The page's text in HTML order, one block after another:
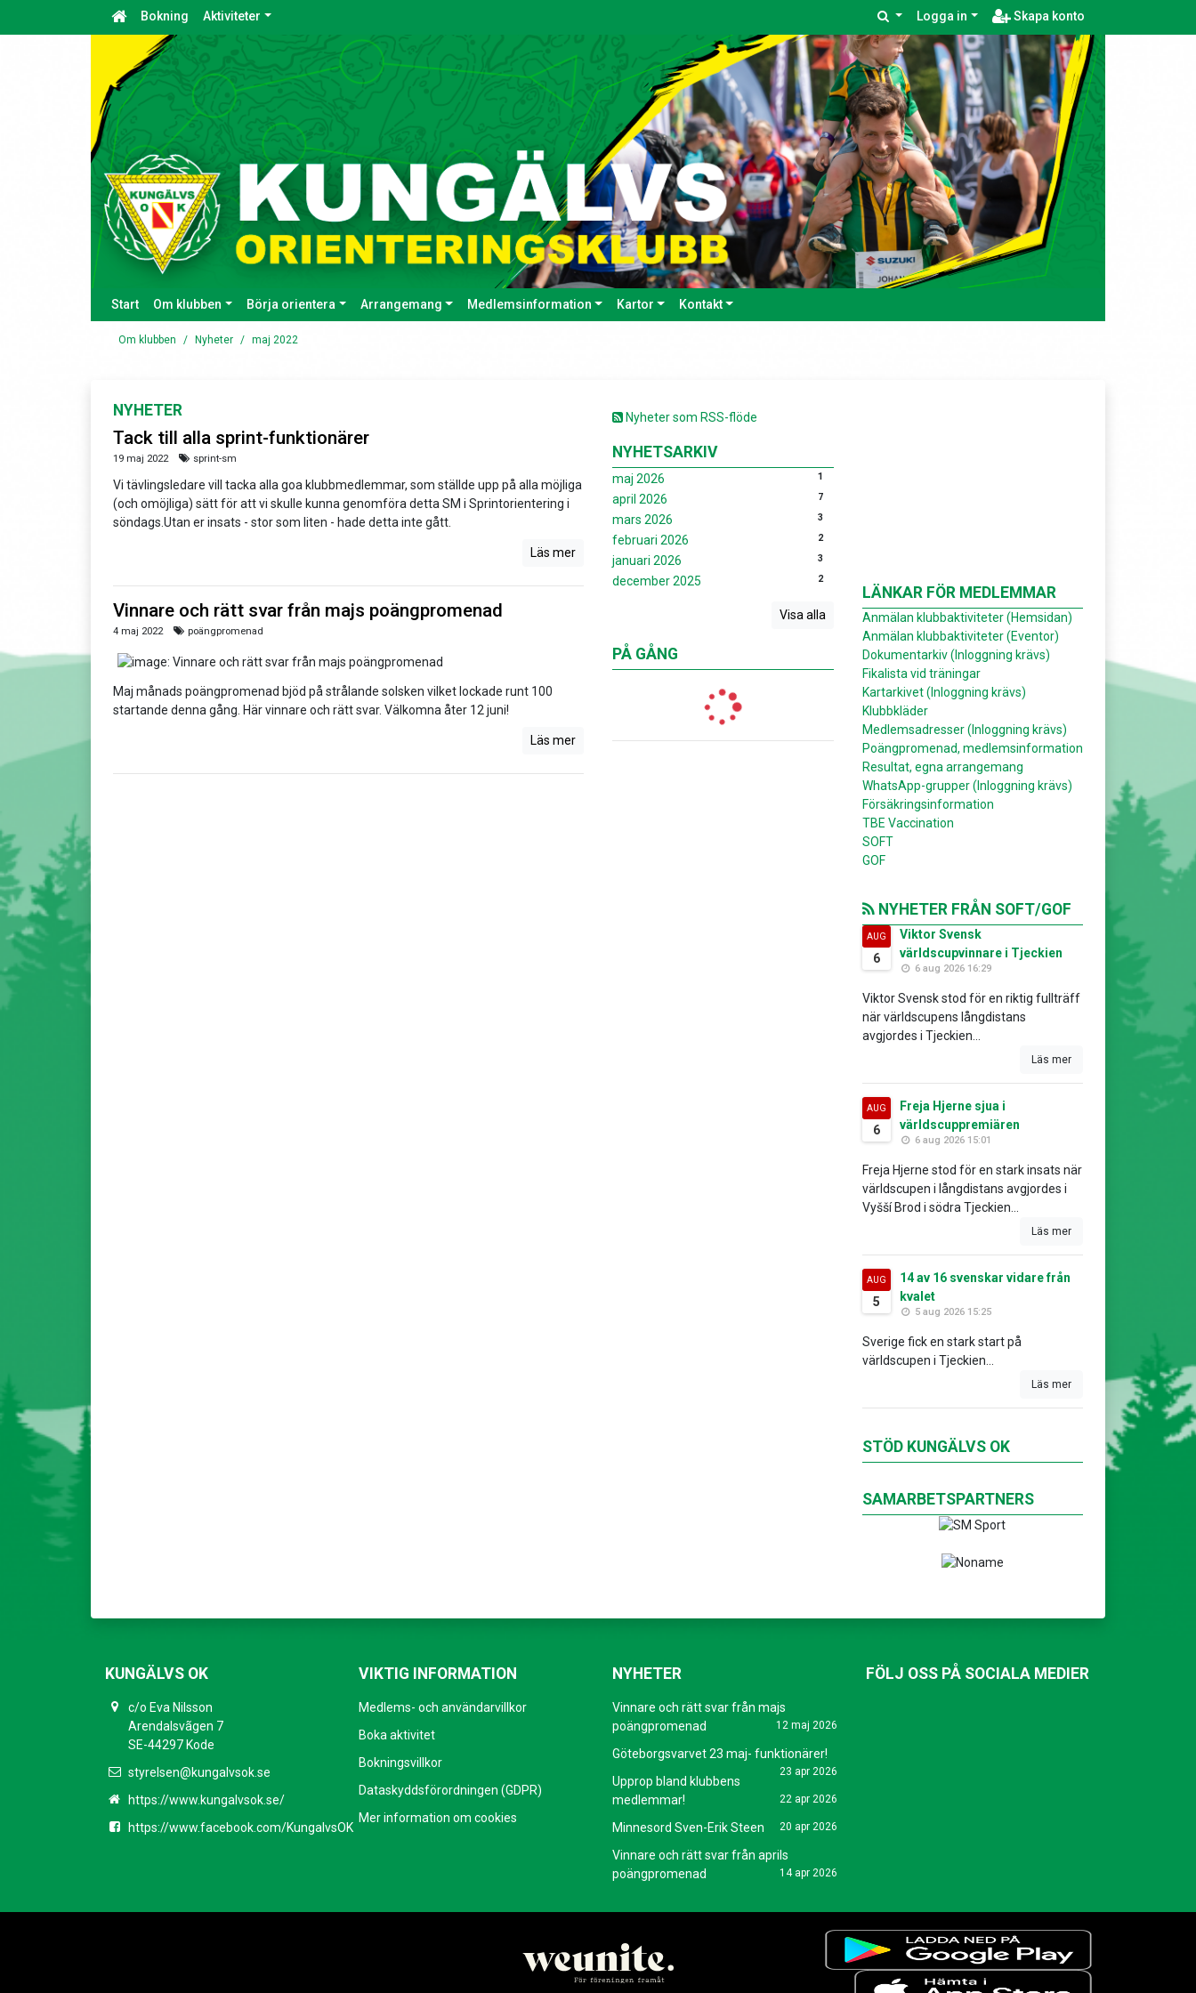
Bokning Aktiviteter Logga in Skapa konto
Start Om klubben Börja orientera Arrangemang Medlemsinformation Kartor Kontakt
Om klubben Nyheter maj 2022
Nyheter som RSS-flöde
NYHETSARKIV
maj 2026 1
april 2026 7
mars 2026 3
februari 2026 2
januari 2026 3
december 2025 2
Visa alla
PÅ GÅNG
NYHETER
Tack till alla sprint-funktionärer
19 maj 2022 sprint-sm
Vi tävlingsledare vill tacka alla goa klubbmedlemmar, som ställde upp på alla möjliga
(och omöjliga) sätt för att vi skulle kunna genomföra detta SM i Sprintorientering i
söndags.Utan er insats - stor som liten - hade detta inte gått.
Läs mer
Vinnare och rätt svar från majs poängpromenad
4 maj 2022 poängpromenad
Maj månads poängpromenad bjöd på strålande solsken vilket lockade runt 100
startande denna gång. Här vinnare och rätt svar. Välkomna åter 12 juni!
Läs mer
LÄNKAR FÖR MEDLEMMAR
Anmälan klubbaktiviteter (Hemsidan)
Anmälan klubbaktiviteter (Eventor)
Dokumentarkiv (Inloggning krävs)
Fikalista vid träningar
Kartarkivet (Inloggning krävs)
Klubbkläder
Medlemsadresser (Inloggning krävs)
Poängpromenad, medlemsinformation
Resultat, egna arrangemang
WhatsApp-grupper (Inloggning krävs)
Försäkringsinformation
TBE Vaccination
SOFT
GOF
NYHETER FRÅN SOFT/GOF
AUG
6
Viktor Svensk
världscupvinnare i Tjeckien
6 aug 2026 16:29
Viktor Svensk stod för en riktig fullträff
när världscupens långdistans
avgjordes i Tjeckien...
Läs mer
AUG
6
Freja Hjerne sjua i
världscuppremiären
6 aug 2026 15:01
Freja Hjerne stod för en stark insats när
världscupen i långdistans avgjordes i
Vyšší Brod i södra Tjeckien...
Läs mer
AUG
5
14 av 16 svenskar vidare från
kvalet
5 aug 2026 15:25
Sverige fick en stark start på
världscupen i Tjeckien...
Läs mer
STÖD KUNGÄLVS OK
SAMARBETSPARTNERS
KUNGÄLVS OK
c/o Eva Nilsson
Arendalsvãgen 7
SE-44297 Kode
styrelsen@kungalvsok.se
https://www.kungalvsok.se/
https://www.facebook.com/KungalvsOK
VIKTIG INFORMATION
Medlems- och användarvillkor
Boka aktivitet
Bokningsvillkor
Dataskyddsförordningen (GDPR)
Mer information om cookies
NYHETER
Vinnare och rätt svar från majs
poängpromenad
12 maj 2026
Göteborgsvarvet 23 maj- funktionärer!
23 apr 2026
Upprop bland klubbens
medlemmar!
22 apr 2026
Minnesord Sven-Erik Steen 20 apr 2026
Vinnare och rätt svar från aprils
poängpromenad
14 apr 2026
FÖLJ OSS PÅ SOCIALA MEDIER